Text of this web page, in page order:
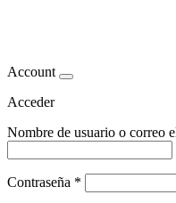
Account
Acceder
Nombre de usuario o correo
Contraseña *